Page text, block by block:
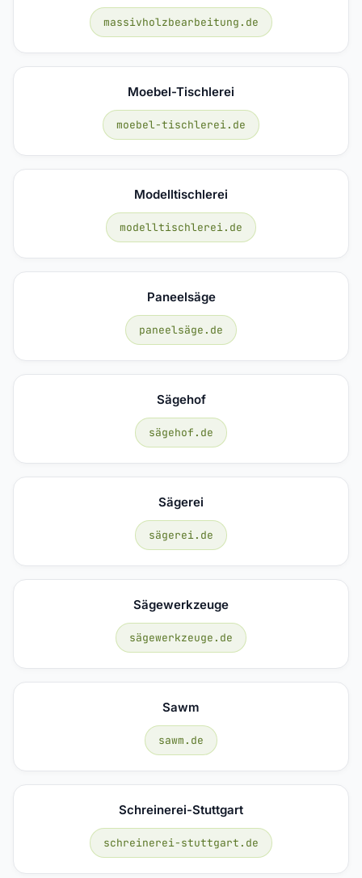
massivholzbearbeitung.de
Moebel-Tischlerei
moebel-tischlerei.de
Modelltischlerei
modelltischlerei.de
Paneelsäge
paneelsäge.de
Sägehof
sägehof.de
Sägerei
sägerei.de
Sägewerkzeuge
sägewerkzeuge.de
Sawm
sawm.de
Schreinerei-Stuttgart
schreinerei-stuttgart.de